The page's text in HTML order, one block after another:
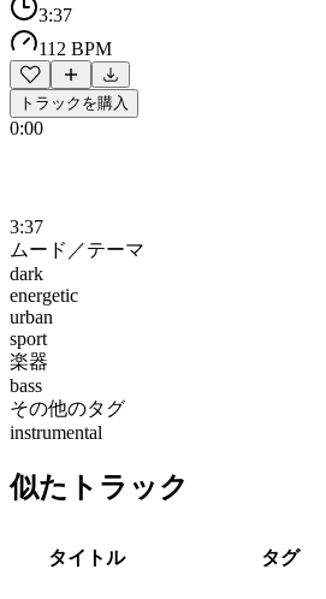
3:37
112 BPM
トラックを購入
0:00
3:37
ムード／テーマ
dark
energetic
urban
sport
楽器
bass
その他のタグ
instrumental
似たトラック
タイトル タグ